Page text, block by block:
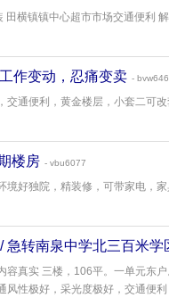
田横镇镇中心超市市场交通便利
作变动，忍痛变卖 -
交通便利，黄金楼层，小套二可
楼房 - vbu6077
境好独院，精装修，可带家电，
急转南泉中学北三百米学
容真实 三楼，106平。一单元东
风性极好，采光度极好，交通便